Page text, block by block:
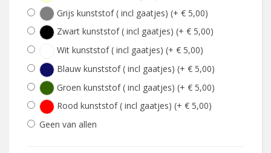
Grijs kunststof ( incl gaatjes) (+ € 5,00)
Zwart kunststof ( incl gaatjes) (+ € 5,00)
Wit kunststof ( incl gaatjes) (+ € 5,00)
Blauw kunststof ( incl gaatjes) (+ € 5,00)
Groen kunststof ( incl gaatjes) (+ € 5,00)
Rood kunststof ( incl gaatjes) (+ € 5,00)
Geen van allen